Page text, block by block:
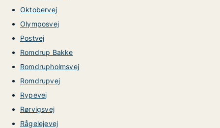
Oktobervej
Olymposvej
Postvej
Romdrup Bakke
Romdrupholmsvej
Romdrupvej
Rypevej
Rørvigsvej
Rågelejevej